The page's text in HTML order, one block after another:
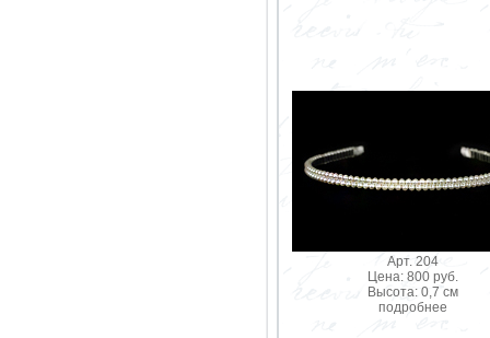
Арт. 204
Цена: 800 руб.
Высота: 0,7 см
подробнее